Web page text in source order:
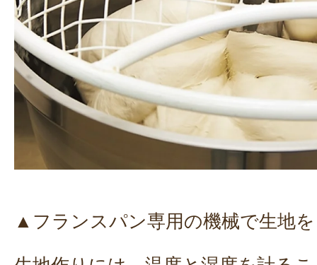
▲フランスパン専用の機械で生地